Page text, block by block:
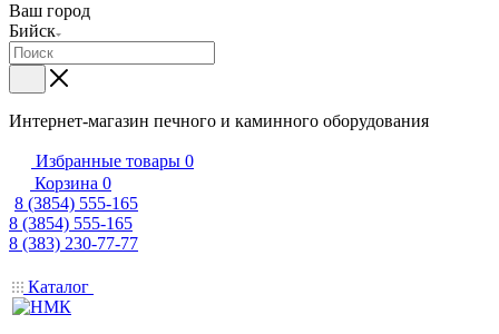
Ваш город
Бийск
Интернет-магазин печного и каминного оборудования
Избранные товары 0
Корзина 0
8 (3854) 555-165
8 (3854) 555-165
8 (383) 230-77-77
Каталог